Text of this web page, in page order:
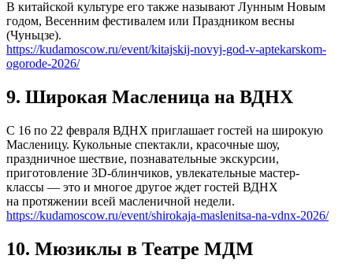
В китайской культуре его также называют Лунным Новым
годом, Весенним фестивалем или Праздником весны
(Чуньцзе).
https://kudamoscow.ru/event/kitajskij-novyj-god-v-aptekarskom-
ogorode-2026/
9. Широкая Масленица на ВДНХ
С 16 по 22 февраля ВДНХ приглашает гостей на широкую
Масленицу. Кукольные спектакли, красочные шоу,
праздничное шествие, познавательные экскурсии,
приготовление 3D-блинчиков, увлекательные мастер-
классы — это и многое другое ждет гостей ВДНХ
на протяжении всей масленичной недели.
https://kudamoscow.ru/event/shirokaja-maslenitsa-na-vdnx-2026/
10. Мюзиклы в Театре МДМ